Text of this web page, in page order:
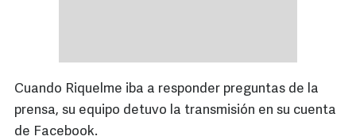
Cuando Riquelme iba a responder preguntas de la
prensa, su equipo detuvo la transmisión en su cuenta
de Facebook.